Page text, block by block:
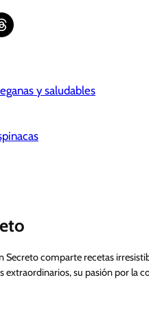
on Threads
y saludables
Secreto comparte recetas
su pasión por la